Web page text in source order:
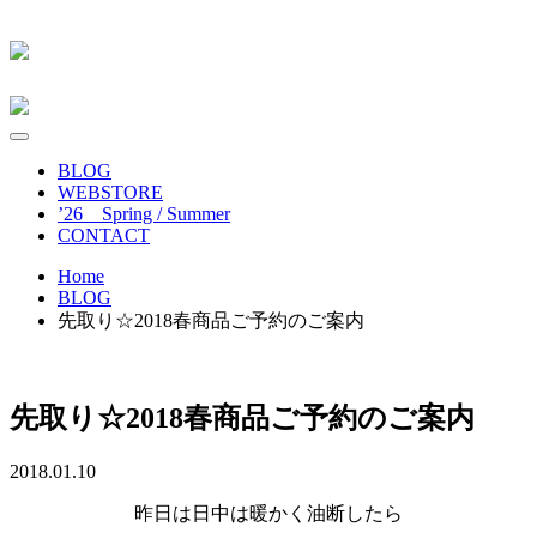
BLOG
WEBSTORE
’26 Spring / Summer
CONTACT
Home
BLOG
先取り☆2018春商品ご予約のご案内
先取り☆2018春商品ご予約のご案内
2018.01.10
昨日は日中は暖かく油断したら